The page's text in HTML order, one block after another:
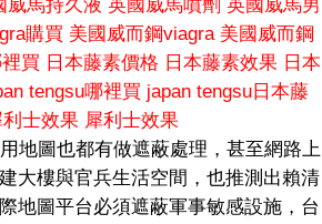
威馬持久液 英國威馬噴劑 英國威馬男
購買 美國威而鋼viagra 美國威而鋼
買 日本藤素價格 日本藤素效果 日本
tengsu哪裡買 japan tengsu日本藤
士效果 犀利士效果
地圖也都有做遮蔽處理，甚至網路上
大樓與官兵生活空間，也推測出賴清
地圖平台必須遮蔽軍事敏感設施，台